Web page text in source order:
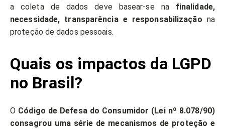
a coleta de dados deve basear-se nafinalidade,
necessidade, transparência e responsabilização na
proteção de dados pessoais.
Quais os impactos da LGPD
no Brasil?
O Código de Defesa do Consumidor (Lei nº 8.078/90)
consagrou uma série de mecanismos de proteção e